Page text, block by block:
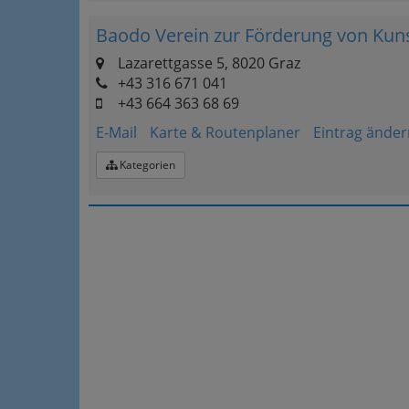
Baodo Verein zur Förderung von
Lazarettgasse 5, 8020 Graz
+43 316 671 041
+43 664 363 68 69
E-Mail
Karte & Routenplaner Eintrag
Kategorien